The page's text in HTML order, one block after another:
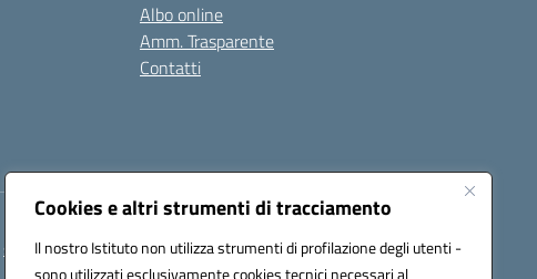
Cookies e altri strumenti di tracciamento
Il nostro Istituto non utilizza strumenti di profilazione degli utenti -
sono utilizzati esclusivamente cookies tecnici necessari al
Albo online
Amm. Trasparente
Contatti
saic878008@pec.istruzione.it